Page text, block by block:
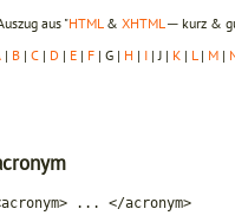
aus "HTML & XHTML ─ kurz &
| B | C | D | E | F | G | H | I | J | K | L | M |
... </acronym>